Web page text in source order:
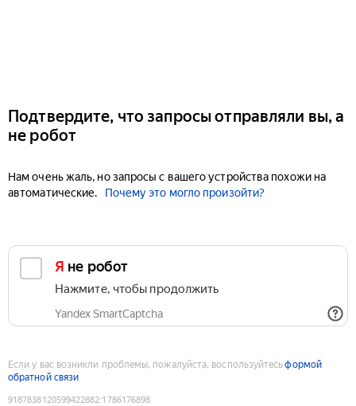
Подтвердите, что запросы отправляли вы, а
не робот
Нам очень жаль, но запросы с вашего устройства похожи на
автоматические.
Почему это могло произойти?
Я не робот
Нажмите, чтобы продолжить
Yandex SmartCaptcha
Если у вас возникли проблемы, пожалуйста, воспользуйтесьформой
обратной связи
9187838120599422882:1786176898